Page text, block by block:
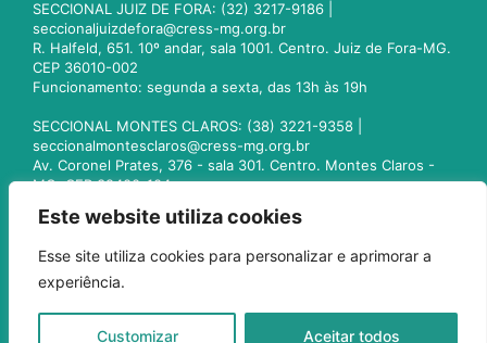
Este website utiliza cookies
Esse site utiliza cookies para personalizar e aprimorar a
experiência.
Customizar Aceitar todos
SECCIONAL JUIZ DE FORA: (32) 3217-9186 |
seccionaljuizdefora@cress-mg.org.br
R. Halfeld, 651. 10º andar, sala 1001. Centro. Juiz de Fora-MG.
CEP 36010-002
Funcionamento: segunda a sexta, das 13h às 19h
SECCIONAL MONTES CLAROS: (38) 3221-9358 |
seccionalmontesclaros@cress-mg.org.br
Av. Coronel Prates, 376 - sala 301. Centro. Montes Claros -
MG. CEP 39400-104
seccionaluberlandia@cress-mg.org.br
Av. Afonso Pena, 547 - sala 101. Uberlândia - MG. CEP